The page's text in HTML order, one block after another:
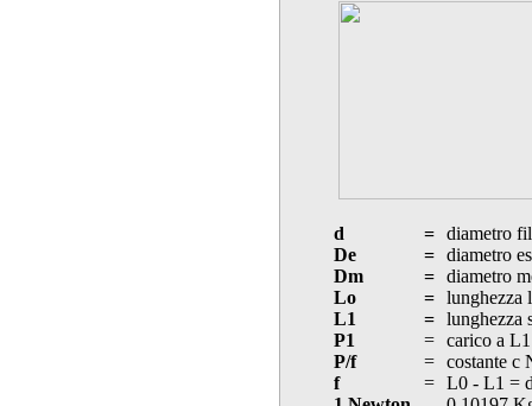
d =
diametro
De
=
diametro
Dm
=
diametro
Lo
=
lunghezza
L1
=
lunghezza
P1
=
carico a L1
P/f
=
costante c
f
=
L0 - L1 =